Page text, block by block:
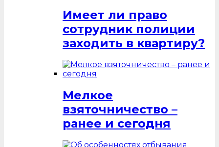
Имеет ли право
сотрудник полиции
заходить в квартиру?
Мелкое
взяточничество –
ранее и сегодня